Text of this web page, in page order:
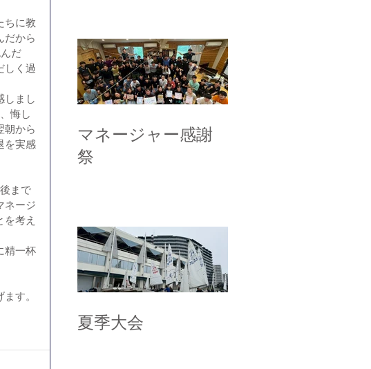
ちに教
だから
だ
しく過
しまし
悔し
朝から
を実感
まで
ネージ
考え
精一杯
す。
マネージャー感謝
祭
夏季大会